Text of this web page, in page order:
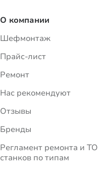
О компании
Шефмонтаж
Прайс-лист
Ремонт
Нас рекомендуют
Отзывы
Бренды
Регламент ремонта и ТО
станков по типам